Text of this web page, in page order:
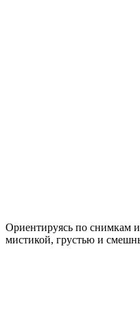
Ориентируясь по снимкам
мистикой, грустью и